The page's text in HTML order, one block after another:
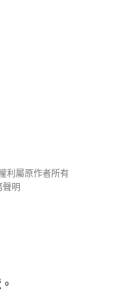
利屬原作者所有
聲明